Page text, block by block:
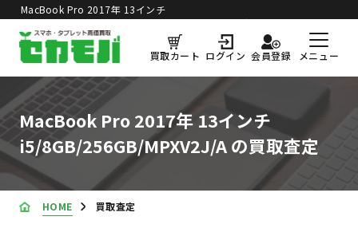
買取価格更新日：2026年8月6日
MacBook Pro 2017年 13インチ
買取カート ログイン 会員登録 メニュー
MacBook Pro 2017年 13インチ
i5/8GB/256GB/MPXV2J/A の買取査定
HOME 買取査定